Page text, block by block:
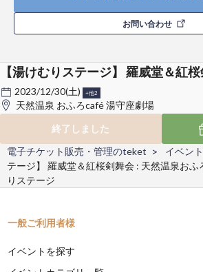
お問い合わせ
【湯けむりステージ】 羅威堂＆紅
2023/12/30(土) +他2
天然温泉 おふろcafé 湯守座劇場
終了しました
電子チケット販売・管理のteket イベン
テージ】 羅威堂＆紅桜剣舞会 : 天然温泉お
りステージ
一般ご利用者様
イベントを探す